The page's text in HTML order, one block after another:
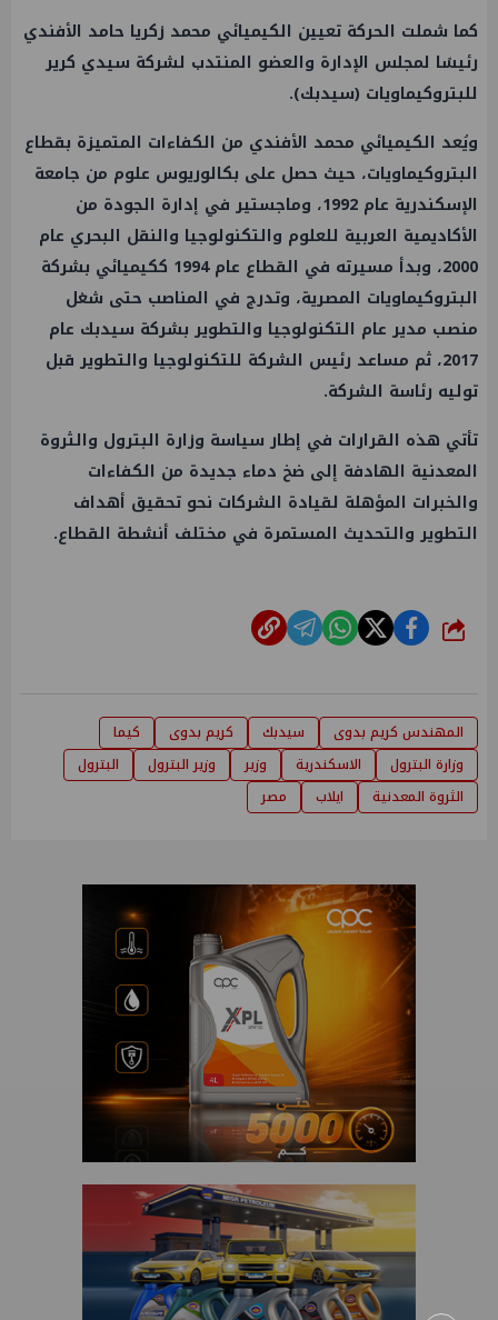
كما شملت الحركة تعيين الكيميائي محمد زكريا حامد الأفندي
رئيسًا لمجلس الإدارة والعضو المنتدب لشركة سيدي كرير
للبتروكيماويات (سيدبك).
ويُعد الكيميائي محمد الأفندي من الكفاءات المتميزة بقطاع
البتروكيماويات، حيث حصل على بكالوريوس علوم من جامعة
الإسكندرية
عام 1992، وماجستير في إدارة الجودة من
الأكاديمية العربية للعلوم والتكنولوجيا والنقل البحري عام
2000، وبدأ مسيرته في القطاع عام 1994 ككيميائي بشركة
البتروكيماويات المصرية، وتدرج في المناصب حتى شغل
منصب مدير عام التكنولوجيا والتطوير بشركة سيدبك عام
2017، ثم مساعد رئيس الشركة للتكنولوجيا والتطوير قبل
توليه رئاسة الشركة.
تأتي هذه القرارات في إطار سياسة وزارة البترول والثروة
المعدنية الهادفة إلى ضخ دماء جديدة من الكفاءات
والخبرات المؤهلة لقيادة الشركات نحو تحقيق أهداف
التطوير والتحديث المستمرة في مختلف أنشطة القطاع.
شارك
المهندس كريم بدوى سيدبك كريم بدوى
كيما
وزارة البترول
الاسكندرية وزير وزير البترول
البترول
الثروة المعدنية
ايلاب مصر